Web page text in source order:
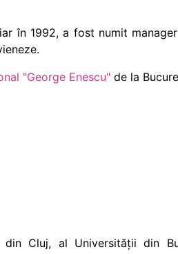
în 1992, a fost numit
"George Enescu" de la
Cluj, al Universității din